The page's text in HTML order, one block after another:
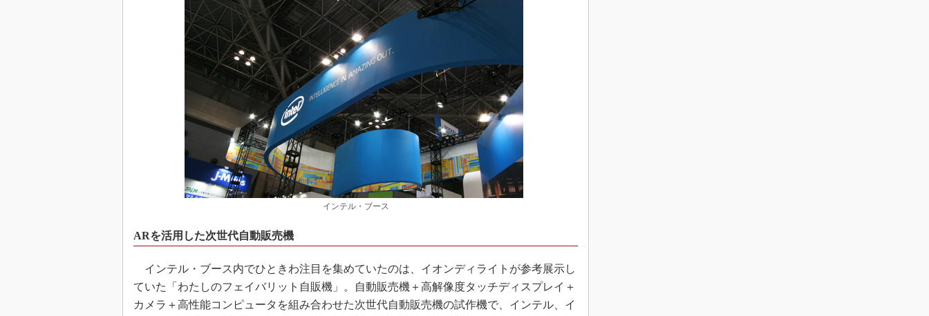
インテル・ブース
ARを活用した次世代自動販売機
インテル・ブース内でひときわ注目を集めていたのは、イオンディライトが参考展示し
ていた「わたしのフェイバリット自販機」。自動販売機＋高解像度タッチディスプレイ＋
カメラ＋高性能コンピュータを組み合わせた次世代自動販売機の試作機で、インテル、イ